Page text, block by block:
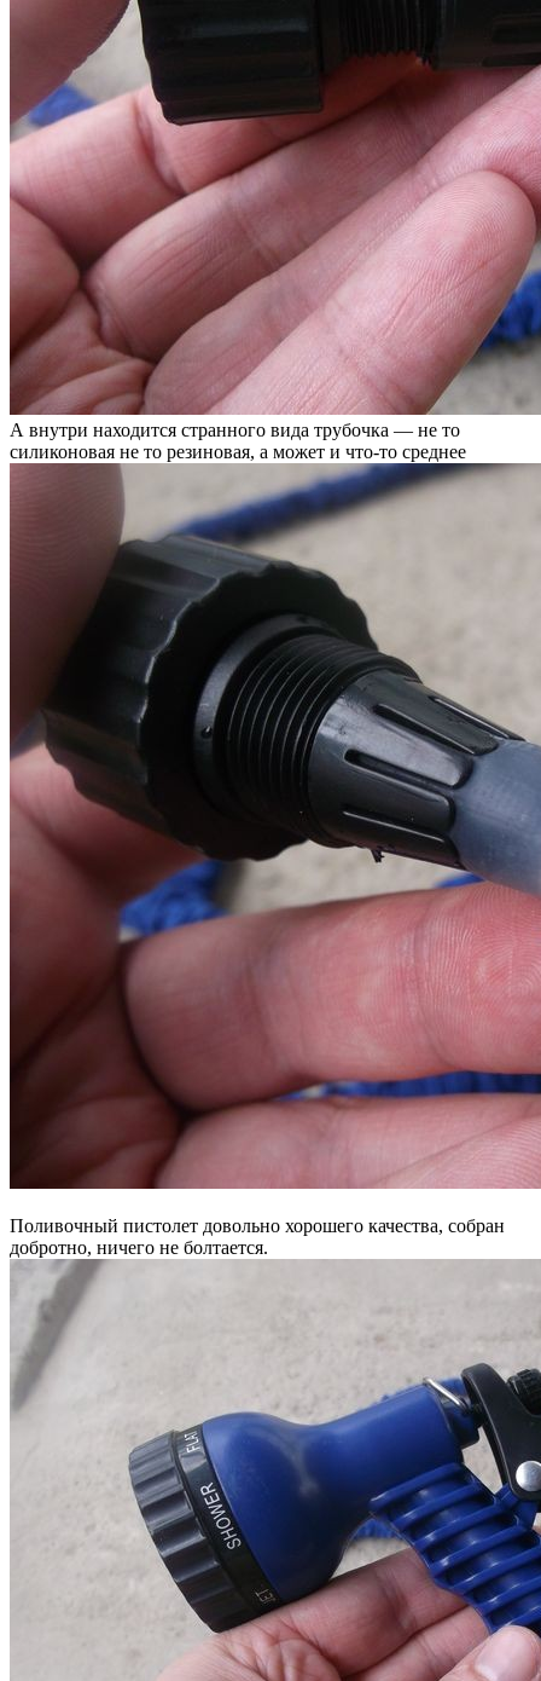
А внутри находится странного вида трубочка — не то
силиконовая не то резиновая, а может и что-то среднее
Поливочный пистолет довольно хорошего качества, собран
добротно, ничего не болтается.